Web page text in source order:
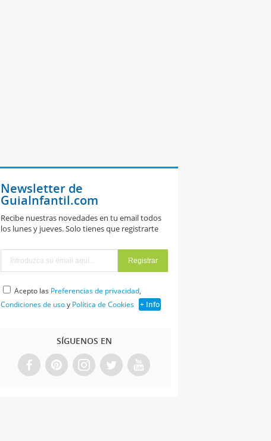
Newsletter de
GuiaInfantil.com
Recibe nuestras novedades en tu email todos
los lunes y jueves. Solo tienes que registrarte
Acepto las Preferencias de privacidad,
Condiciones de usoy Política de Cookies + Info
SÍGUENOS EN